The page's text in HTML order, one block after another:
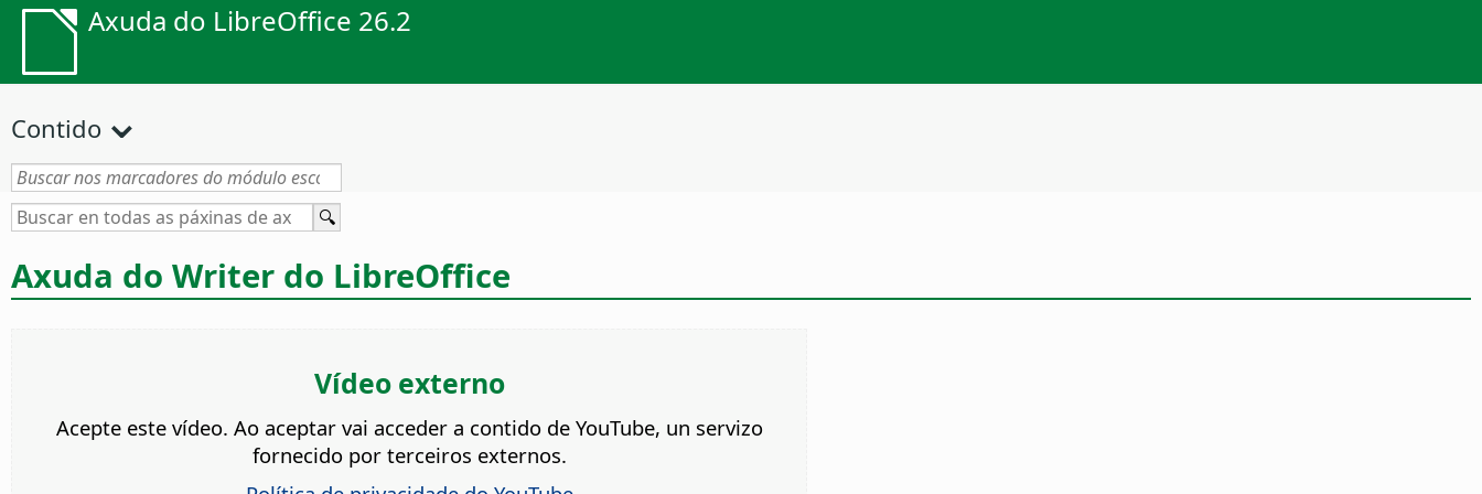
Axuda do LibreOffice 26.2
Contido
Axuda do Writer do LibreOffice
Vídeo externo
Acepte este vídeo. Ao aceptar vai acceder a contido de YouTube, un servizo
fornecido por terceiros externos.